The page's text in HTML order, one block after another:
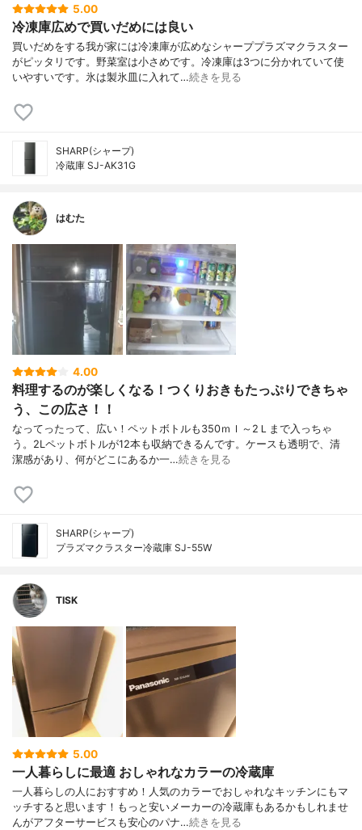
5.00
冷凍庫広めで買いだめには良い
買いだめをする我が家には冷凍庫が広めなシャーププラズマクラスター
がピッタリです。野菜室は小さめです。冷凍庫は3つに分かれていて使
いやすいです。氷は製氷皿に入れて…続きを見る
SHARP(シャープ)
冷蔵庫 SJ-AK31G
はむた
4.00
料理するのが楽しくなる！つくりおきもたっぷりできちゃ
う、この広さ！！
なってったって、広い！ペットボトルも350ｍｌ～2Ｌまで入っちゃ
う。2Lペットボトルが12本も収納できるんです。ケースも透明で、清
潔感があり、何がどこにあるか一…続きを見る
SHARP(シャープ)
プラズマクラスター冷蔵庫 SJ-55W
TISK
5.00
一人暮らしに最適 おしゃれなカラーの冷蔵庫
一人暮らしの人におすすめ！人気のカラーでおしゃれなキッチンにもマ
ッチすると思います！もっと安いメーカーの冷蔵庫もあるかもしれませ
んがアフターサービスも安心のパナ…続きを見る